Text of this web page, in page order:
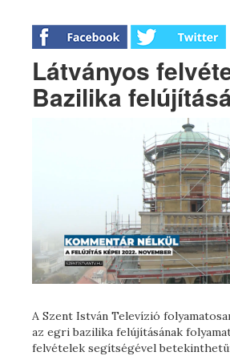
Látványos
Bazilika
A Szent István Televízió
az egri bazilika felújításának
felvételek segítségével